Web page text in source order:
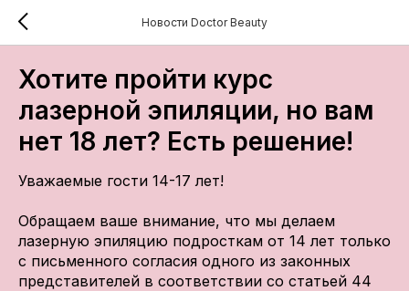
Новости Doctor Beauty
Хотите пройти курс
лазерной эпиляции, но вам
нет 18 лет? Есть решение!
Уважаемые гости 14-17 лет!
Обращаем ваше внимание, что мы делаем
лазерную эпиляцию подросткам от 14 лет только
с письменного согласия одного из законных
представителей в соответствии со статьей 44